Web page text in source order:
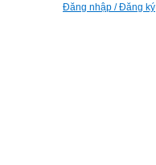
Đăng nhập / Đăng ký